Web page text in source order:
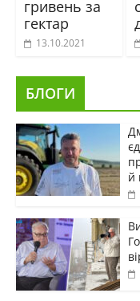
гривень за
гектар
13.10.2021
БЛОГИ
й